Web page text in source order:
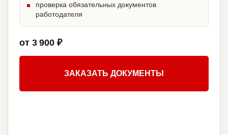
проверка обязательных документов
работодателя
от 3 900 ₽
ЗАКАЗАТЬ ДОКУМЕНТЫ